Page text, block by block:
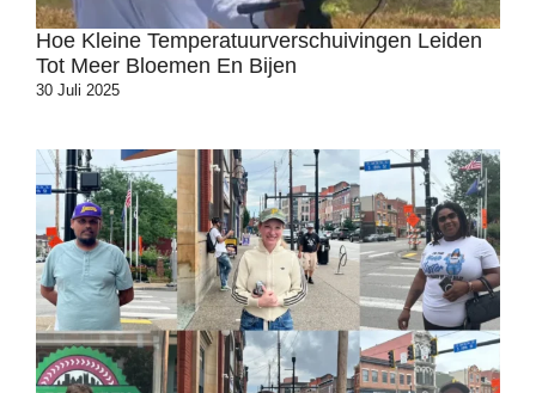
Hoe Kleine Temperatuurverschuivingen Leiden
Tot Meer Bloemen En Bijen
30 Juli 2025